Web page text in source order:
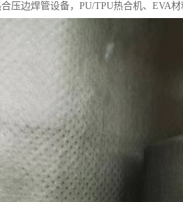
压边焊管设备，PU/TPU热合机、EVA